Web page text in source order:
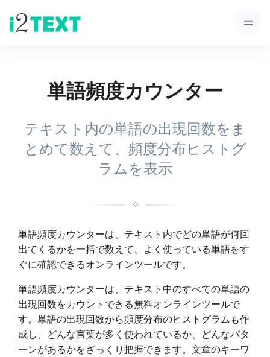
単語頻度カウンター
テキスト内の単語の出現回数をま
とめて数えて、頻度分布ヒストグ
ラムを表示
✧
単語頻度カウンターは、テキスト内でどの単語が何回
出てくるかを一括で数えて、よく使っている単語をす
ぐに確認できるオンラインツールです。
単語頻度カウンターは、テキスト中のすべての単語の
出現回数をカウントできる無料オンラインツールで
す。単語の出現回数から頻度分布のヒストグラムも作
成し、どんな言葉が多く使われているか、どんなパタ
ーンがあるかをざっくり把握できます。文章のキーワ